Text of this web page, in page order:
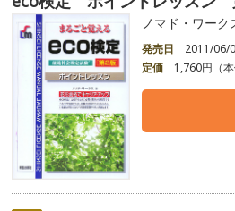
ノマド・ワーク
発売日
2011/06/
定価
1,760円（